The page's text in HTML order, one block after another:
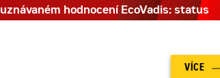
uznávaném hodnocení EcoVadis: status
VÍCE